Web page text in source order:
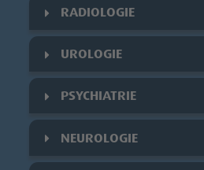
RADIOLOGIE
UROLOGIE
PSYCHIATRIE
NEUROLOGIE